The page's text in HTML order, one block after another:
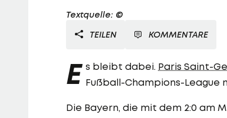
Textquelle: ©
TEILEN
KOMMENTARE
E s bleibt dabei. Paris Saint-
Fußball-Champions-League
Die Bayern, die mit dem 2:0 am